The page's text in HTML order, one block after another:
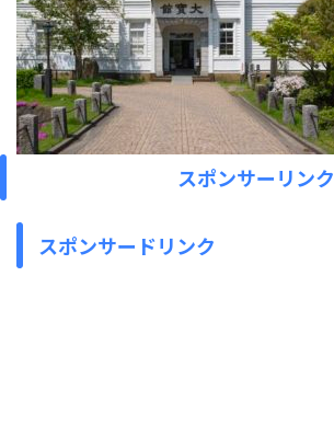
スポンサーリンク
スポンサードリンク